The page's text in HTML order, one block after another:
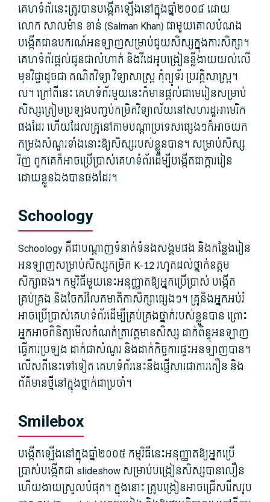
គេហទំព័រ​នេះ​ត្រូវ​បាន​បង្កើត​ឡើង​នៅក្នុង​ឆ្នាំ​២០០៨ ដោយ​
លោក សាលម៉ាន ខាន់ (Salman Khan) ជាមួយ​គោលបំណង​
បង្កើត​ជា​ឧបករណ៍​អនឡាញ​សម្រាប់​ជួយ​សិស្ស​ក្នុង​ការសិក្សា។
គេហទំព័រ​ផ្តល់​ជូន​ជា​លំហាត់ និង​វីដេអូ​បង្រៀន​ខ្លី​ងាយ​យល់​លើ​
មុខវិជ្ជា​ដូចជា គណិតវិទ្យា វិទ្យាសាស្ត្រ កុំព្យូទ័រ ប្រវត្តិសាស្ត្រ។
ល។ ក្រៅពី​នេះ គេហទំព័រ​មួយ​នេះ​ក៏​មាន​ផ្តល់​ជា​មេរៀន​សម្រាប់​
សិស្ស​ត្រៀម​ប្រឡង​បញ្ចប់​កម្រិត​វិទ្យាល័យ​នៅ​សហរដ្ឋ​អាមេរិក​
ផង​ដែរ ហើយ​ដែល​គ្រូ​នៅ​តាម​បណ្តា​ប្រទេស​ផ្សេងៗ​ក៏​អាច​យក​
កម្រង​សំណួរ​ទាំងនោះ​ឱ្យ​សិស្ស​របស់​ខ្លួន​បាន។ សម្រាប់​សិស្ស​
វិញ ពួកគេ​ក៏​អាច​ប្រើប្រាស់​គេហទំព័រ​ដើម្បី​បង្កើត​ជា​ក្តារ​រៀន​
ដោយ​ខ្លួនឯង​បាន​ផង​ដែរ។
Schoology
Schoology គឺជា​បណ្ដាញ​ទំនាក់ទំនង​សង្គម​ផង និង​កន្លែង​រៀន​
អនឡាញ​សម្រាប់​សិស្ស​កម្រិត K-12 រហូតដល់​ថ្នាក់​ឧត្ដម
សិក្សា​ផង។ កម្មវិធី​មួយ​នេះ​អនុញ្ញាត​ឱ្យ​អ្នក​ប្រើប្រាស់ បង្កើត
គ្រប់គ្រង និង​ចែករំលែក​មាតិកា​សិក្សា​ផ្សេងៗ។ គ្រូ​និង​អ្នកអប់រំ​
អាច​ប្រើប្រាស់​គេហទំព័រ​ដើម្បី​គ្រប់គ្រង​ថ្នាក់​របស់​ខ្លួន​បាន ព្រោះ​
អ្នក​អាច​ពិនិត្យ​មើល​កំណត់ត្រា​វត្តមាន​សិស្ស ដាក់​ពិន្ទុ​អនឡាញ
ធ្វើការ​ប្រឡង ដាក់​ជា​សំណួរ និង​ដាក់​កិច្ចការ​ផ្ទះ​អនឡាញ​បាន។
លើសពីនេះ​ទៅទៀត គេហទំព័រ​នេះ​នឹង​ផ្ញើ​សារ​ជា​ការ​តឿន និង​
ព័ត៌មាន​ថ្មី​នៅក្នុង​ថ្នាក់​ជាប្រចាំ។
Smilebox
បង្កើត​ឡើង​នៅក្នុង​ឆ្នាំ​២០០៥ កម្មវិធី​នេះ​អនុញ្ញាត​ឱ្យ​អ្នកប្រើ
ប្រាស់​បង្កើត​ជា slideshow សម្រាប់​បង្រៀន​សិស្ស​បាន​លឿន
ហើយ​ងាយស្រួល​បំផុត។ ក្នុង​នោះ គ្រូបង្រៀន​អាច​ជ្រើសរើស​រូប